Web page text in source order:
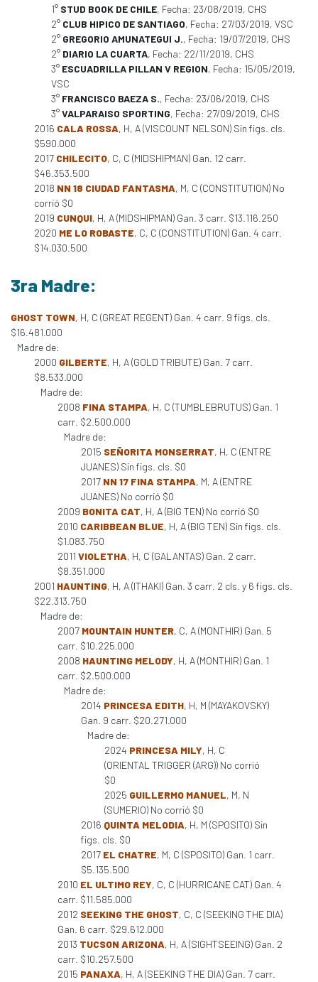
1° STUD BOOK DE CHILE, Fecha: 23/08/2019, CHS
2° CLUB HIPICO DE SANTIAGO, Fecha: 27/03/2019, VSC
2° GREGORIO AMUNATEGUI J., Fecha: 19/07/2019, CHS
2° DIARIO LA CUARTA, Fecha: 22/11/2019, CHS
3° ESCUADRILLA PILLAN V REGION, Fecha: 15/05/2019,
VSC
3° FRANCISCO BAEZA S., Fecha: 23/06/2019, CHS
3°VALPARAISO SPORTING, Fecha: 27/09/2019, CHS
2016 CALA ROSSA, H, A (VISCOUNT NELSON) Sin figs. cls.
$590.000
2017 CHILECITO, C, C (MIDSHIPMAN) Gan. 12 carr.
$46.353.500
2018 NN 18 CIUDAD FANTASMA, M, C (CONSTITUTION) No
corrió $0
2019 CUNQUI, H, A (MIDSHIPMAN) Gan. 3 carr. $13.116.250
2020 ME LO ROBASTE, C, C (CONSTITUTION) Gan. 4 carr.
$14.030.500
3ra Madre:
GHOST TOWN, H, C (GREAT REGENT) Gan. 4 carr. 9 figs. cls.
$16.481.000
Madre de:
2000 GILBERTE, H, A (GOLD TRIBUTE) Gan. 7 carr.
$8.533.000
Madre de:
2008 FINA STAMPA, H, C (TUMBLEBRUTUS) Gan. 1
carr. $2.500.000
Madre de:
2015 SEÑORITA MONSERRAT, H, C (ENTRE
JUANES) Sin figs. cls. $0
2017 NN 17 FINA STAMPA, M, A (ENTRE
JUANES) No corrió $0
2009 BONITA CAT, H, A (BIG TEN) No corrió $0
2010 CARIBBEAN BLUE, H, A (BIG TEN) Sin figs. cls.
$1.083.750
2011 VIOLETHA, H, C (GALANTAS) Gan. 2 carr.
$8.351.000
2001 HAUNTING, H, A (ITHAKI) Gan. 3 carr. 2 cls. y 6 figs. cls.
$22.313.750
Madre de:
2007 MOUNTAIN HUNTER, C, A (MONTHIR) Gan. 5
carr. $10.225.000
2008 HAUNTING MELODY, H, A (MONTHIR) Gan. 1
carr. $2.500.000
Madre de:
2014 PRINCESA EDITH, H, M (MAYAKOVSKY)
Gan. 9 carr. $20.271.000
Madre de:
2024 PRINCESA MILY, H, C
(ORIENTAL TRIGGER (ARG)) No corrió
$0
2025 GUILLERMO MANUEL, M, N
(SUMERIO) No corrió $0
2016 QUINTA MELODIA, H, M (SPOSITO) Sin
figs. cls. $0
2017 EL CHATRE, M, C (SPOSITO) Gan. 1 carr.
$5.135.500
2010 EL ULTIMO REY, C, C (HURRICANE CAT) Gan. 4
carr. $11.585.000
2012 SEEKING THE GHOST, C, C (SEEKING THE DIA)
Gan. 6 carr. $29.612.000
2013 TUCSON ARIZONA, H, A (SIGHTSEEING) Gan. 2
carr. $10.257.500
2015 PANAXA, H, A (SEEKING THE DIA) Gan. 7 carr.